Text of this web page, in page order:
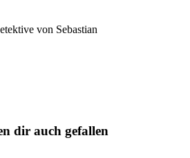
von Sebastian
dir auch gefallen